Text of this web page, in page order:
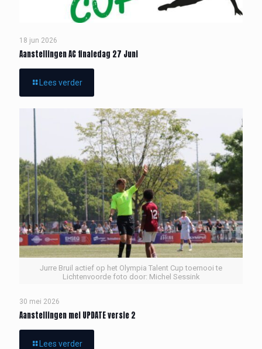
18 jun 2026
Aanstellingen AC finaledag 27 Juni
Lees verder
Jurre Bruil actief op het Olympia Talent Cup toernooi te
Lichtenvoorde foto door: Michel Sessink
30 mei 2026
Aanstellingen mei UPDATE versie 2
Lees verder